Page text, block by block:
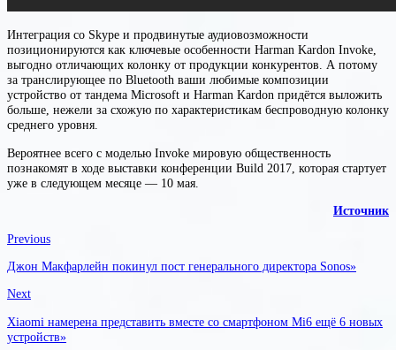
Интеграция со Skype и продвинутые аудиовозможности
позиционируются как ключевые особенности Harman Kardon Invoke,
выгодно отличающих колонку от продукции конкурентов. А потому
за транслирующее по Bluetooth ваши любимые композиции
устройство от тандема Microsoft и Harman Kardon придётся выложить
больше, нежели за схожую по характеристикам беспроводную колонку
среднего уровня.
Вероятнее всего с моделью Invoke мировую общественность
познакомят в ходе выставки конференции Build 2017, которая стартует
уже в следующем месяце — 10 мая.
Источник
Previous
Джон Макфарлейн покинул пост генерального директора Sonos»
Next
Xiaomi намерена представить вместе со смартфоном Mi6 ещё 6 новых
устройств»